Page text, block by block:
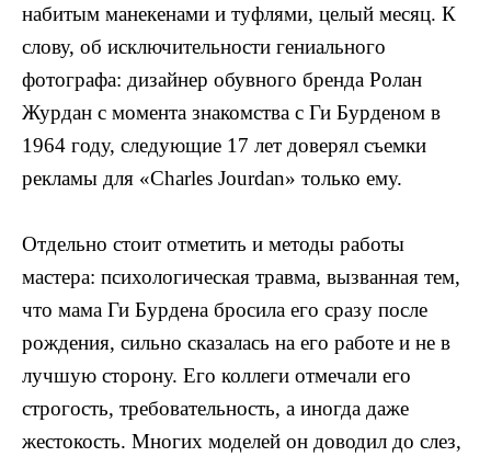
набитым манекенами и туфлями, целый месяц. К
слову, об исключительности гениального
фотографа: дизайнер обувного бренда Ролан
Журдан с момента знакомства с Ги Бурденом в
1964 году, следующие 17 лет доверял съемки
рекламы для «Charles Jourdan» только ему.
Отдельно стоит отметить и методы работы
мастера: психологическая травма, вызванная тем,
что мама Ги Бурдена бросила его сразу после
рождения, сильно сказалась на его работе и не в
лучшую сторону. Его коллеги отмечали его
строгость, требовательность, а иногда даже
жестокость. Многих моделей он доводил до слез,